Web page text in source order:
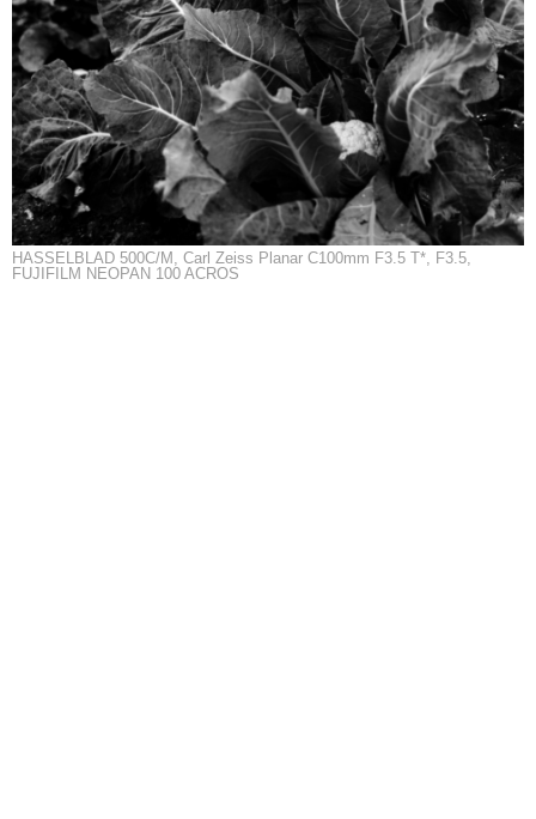
HASSELBLAD 500C/M, Carl Zeiss Planar C100mm F3.5 T*, F3.5,
FUJIFILM NEOPAN 100 ACROS